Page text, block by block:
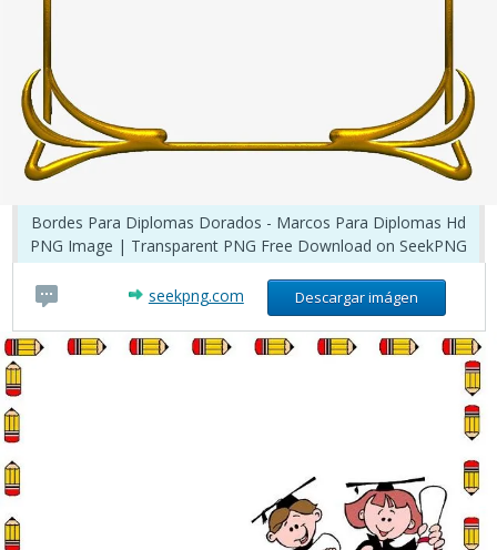
Bordes Para Diplomas Dorados - Marcos Para Diplomas Hd
PNG Image | Transparent PNG Free Download on SeekPNG
Descargar imágen
seekpng.com